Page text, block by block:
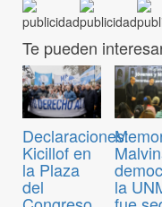
Te pueden
Declaraciones:
Kicillof en
la Plaza
del la